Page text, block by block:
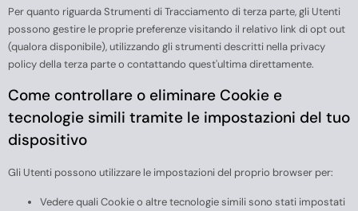
Per quanto riguarda Strumenti di Tracciamento di terza parte, gli Utenti
possono gestire le proprie preferenze visitando il relativo link di opt out
(qualora disponibile), utilizzando gli strumenti descritti nella privacy
policy della terza parte o contattando quest'ultima direttamente.
Come controllare o eliminare Cookie e
tecnologie simili tramite le impostazioni del tuo
dispositivo
Gli Utenti possono utilizzare le impostazioni del proprio browser per:
Vedere quali Cookie o altre tecnologie simili sono stati impostati